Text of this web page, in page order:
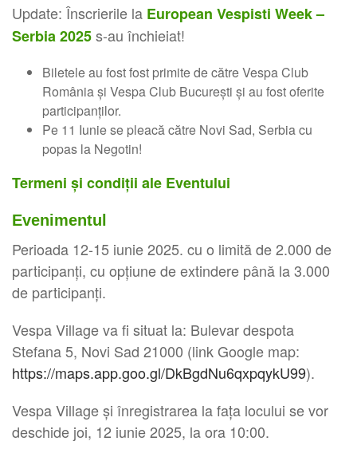
Update: Înscrierile la European Vespisti Week –
Serbia 2025s-au închieiat!
Biletele au fost fost primite de către Vespa Club
România și Vespa Club București și au fost oferite
participanților.
Pe 11 Iunie se pleacă către Novi Sad, Serbia cu
popas la Negotin!
Termeni și condiții ale Eventului
Evenimentul
Perioada 12-15 iunie 2025. cu o limită de 2.000 de
participanți, cu opțiune de extindere până la 3.000
de participanți.
Vespa Village va fi situat la: Bulevar despota
Stefana 5, Novi Sad 21000 (link Google map:
https://maps.app.goo.gl/DkBgdNu6qxpqykU99).
Vespa Village și înregistrarea la fața locului se vor
deschide joi, 12 iunie 2025, la ora 10:00.